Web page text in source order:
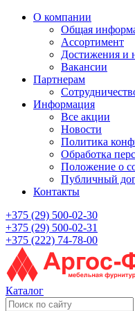
О компании
Общая
Ассортимент
Достижения и
Вакансии
Партнерам
Информация
Все акции
Новости
Политика
Обработка
Положение о
Публичный
Контакты
+375 (29) 500-02-30
+375 (29) 500-02-31
+375 (222) 74-78-00
Каталог